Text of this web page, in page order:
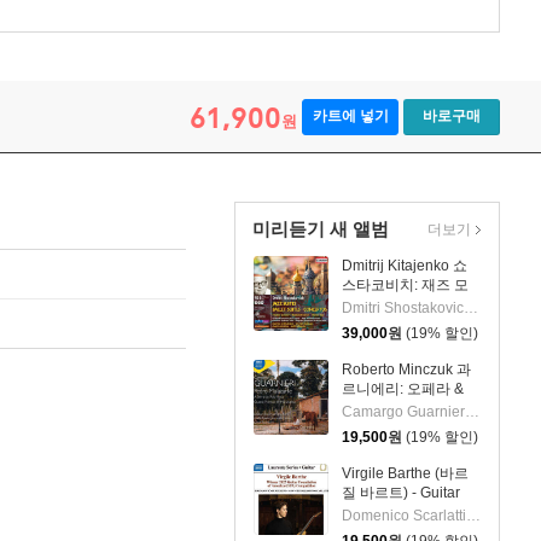
61,900원 카트에 넣기 바로구매
미리듣기 새 앨범
Dmitrij Kitajenko 쇼
스타코비치: 재즈 모
음곡, 발레 모음곡, 협
주곡들
(Shostakovich: Jazz
Suite; Ballet Suites;
Concertos)
Dmitri Shostakovich 작곡 외 6명
39,000원 (19% 할인)
Roberto Minczuk 과
르니에리: 오페라 &
관현악 작품집
(Guarnieri: Pedro
Malazarte)
Camargo Guarnieri 작곡 외 2명
19,500원 (19% 할인)
Virgile Barthe (바르
질 바르트) - Guitar
Recital (기타 리사이
틀)
Domenico Scarlatti 작곡 외 5명
더보기